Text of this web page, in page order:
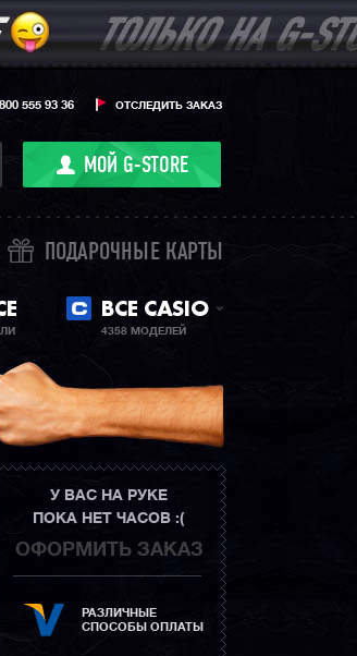
ОТСЛЕДИТЬ ЗАКАЗ
555 93 36
МОЙ G-STORE
ПОДАРОЧНЫЕ КАРТЫ
ВСЕ CASIO
4358 МОДЕЛЕЙ
У ВАС НА РУКЕ
ПОКА НЕТ ЧАСОВ :(
ОФОРМИТЬ ЗАКАЗ
РАЗЛИЧНЫЕ
СПОСОБЫ ОПЛАТЫ